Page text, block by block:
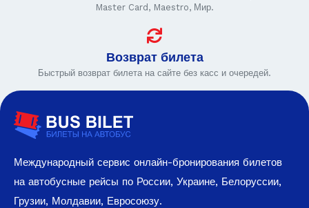
Master Card, Maestro, Мир.
Возврат билета
Быстрый возврат билета на сайте без касс и очередей.
Международный сервис онлайн-бронирования билетов
на автобусные рейсы по России, Украине, Белоруссии,
Грузии, Молдавии, Евросоюзу.